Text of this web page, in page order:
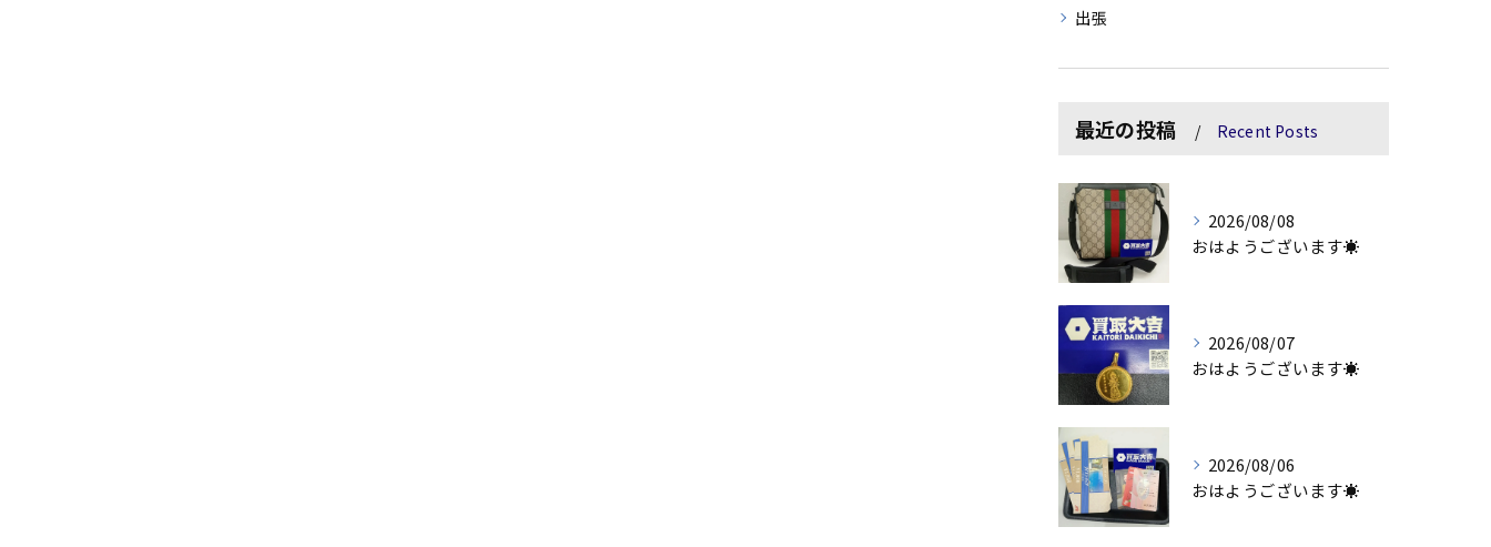
出張
最近の投稿 Recent Posts
2026/08/08
おはようございます☀
2026/08/07
おはようございます☀
2026/08/06
おはようございます☀